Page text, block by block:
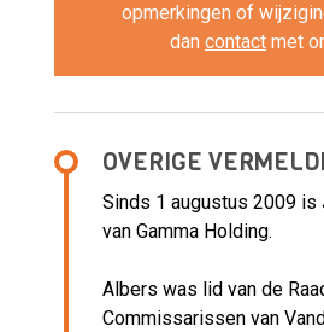
opmerkingen of
dan contact met
OVERIGE
Sinds 1 augustus 2009 is
van Gamma Holding.
Albers was lid van de
Commissarissen van